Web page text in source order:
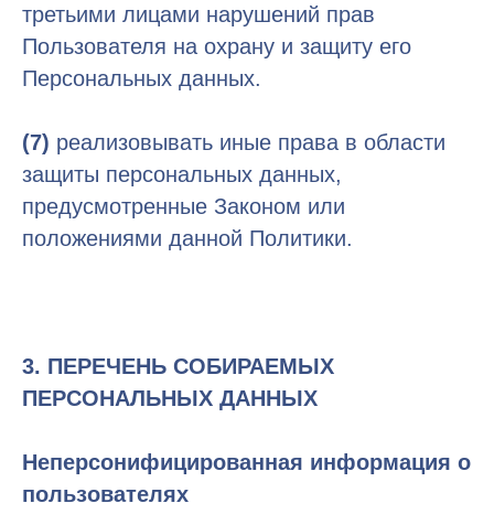
третьими лицами нарушений прав
Пользователя на охрану и защиту его
Персональных данных.
(7) реализовывать иные права в области
защиты персональных данных,
предусмотренные Законом или
положениями данной Политики.
3. ПЕРЕЧЕНЬ СОБИРАЕМЫХ
ПЕРСОНАЛЬНЫХ ДАННЫХ
Неперсонифицированная информация о
пользователях